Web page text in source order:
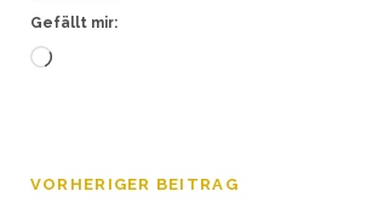
Gefällt mir:
Wird
VORHERIGER BEITRAG